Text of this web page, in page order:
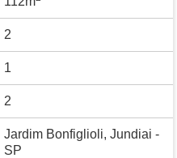
2
1
2
Jardim Bonfiglioli, Jundiai -
SP